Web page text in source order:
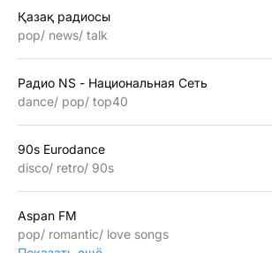
Қазақ радиосы
pop
news talk
Радио NS - Национальная Сеть
dance pop top40
90s Eurodance
disco retro 90s
Aspan FM
pop
romantic
love songs